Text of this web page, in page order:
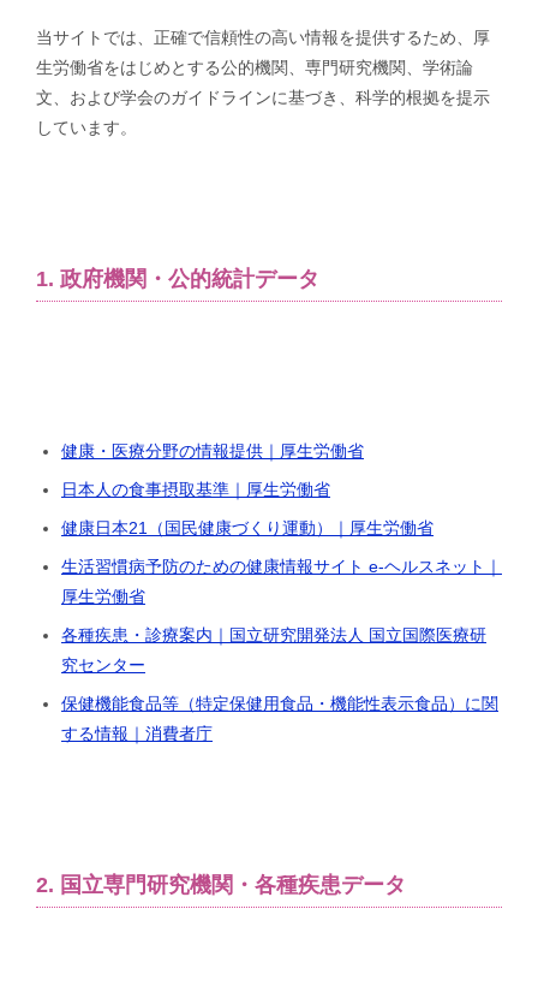
当サイトでは、正確で信頼性の高い情報を提供するため、厚
生労働省をはじめとする公的機関、専門研究機関、学術論
文、および学会のガイドラインに基づき、科学的根拠を提示
しています。
1. 政府機関・公的統計データ
健康・医療分野の情報提供｜厚生労働省
日本人の食事摂取基準｜厚生労働省
健康日本21（国民健康づくり運動）｜厚生労働省
生活習慣病予防のための健康情報サイト e-ヘルスネット｜
厚生労働省
各種疾患・診療案内｜国立研究開発法人 国立国際医療研
究センター
保健機能食品等（特定保健用食品・機能性表示食品）に関
する情報｜消費者庁
2. 国立専門研究機関・各種疾患データ